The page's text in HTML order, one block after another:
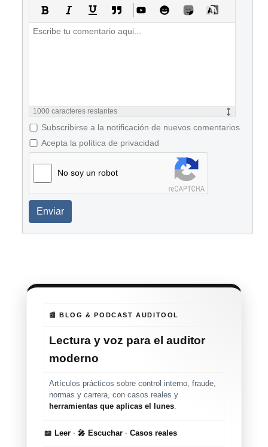
1000 caracteres restantes
Subscribirse a la notificación de nuevos comentarios
Acepta la política de privacidad
No soy un robot
Enviar
📰 BLOG & PODCAST AUDITOOL
Lectura y voz para el auditor
moderno
Artículos prácticos sobre control interno, fraude,
normas y carrera, con casos reales y
herramientas que aplicas el lunes.
📖 Leer · 🎤 Escuchar · Casos reales